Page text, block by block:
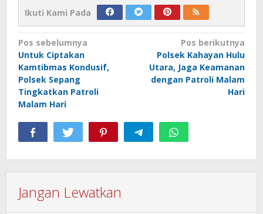
Ikuti Kami Pada
Navigasi
pos
Pos sebelumnya
Untuk Ciptakan
Kamtibmas Kondusif,
Polsek Sepang
Tingkatkan Patroli
Malam Hari
Pos berikutnya
Polsek Kahayan Hulu
Utara, Jaga Keamanan
dengan Patroli Malam
Hari
Jangan Lewatkan